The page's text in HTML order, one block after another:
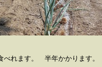
べれます。 半年かかります。